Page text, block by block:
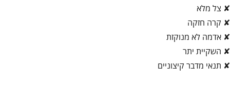
✘ צל מלא
✘ קרה חזקה
✘ אדמה לא מנוקזת
✘ השקיית יתר
✘ תנאי מדבר קיצוניים